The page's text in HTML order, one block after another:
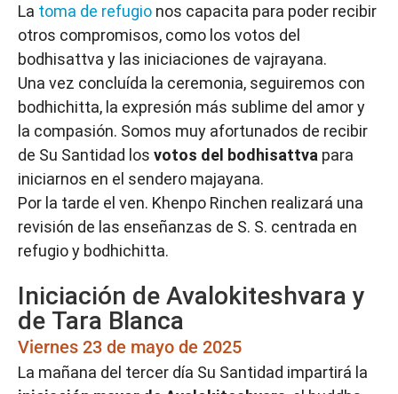
La toma de refugio nos capacita para poder recibir
otros compromisos, como los votos del
bodhisattva y las iniciaciones de vajrayana.
Una vez concluída la ceremonia, seguiremos con
bodhichitta, la expresión más sublime del amor y
la compasión. Somos muy afortunados de recibir
de Su Santidad los votos del bodhisattva para
iniciarnos en el sendero majayana.
Por la tarde el ven. Khenpo Rinchen realizará una
revisión de las enseñanzas de S. S. centrada en
refugio y bodhichitta.
Iniciación de Avalokiteshvara y
de Tara Blanca
Viernes 23 de mayo de 2025
La mañana del tercer día Su Santidad impartirá la